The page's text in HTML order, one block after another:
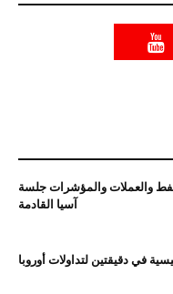
والعملات والمؤشرات جلسة
آسيا القادمة
في دقيقتين لتداولات أوروبا